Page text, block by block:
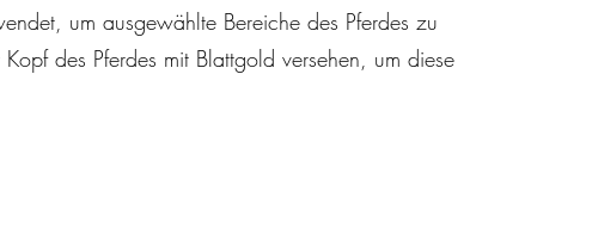
um ausgewählte Bereiche des Pferdes zu
des Pferdes mit Blattgold versehen, um diese